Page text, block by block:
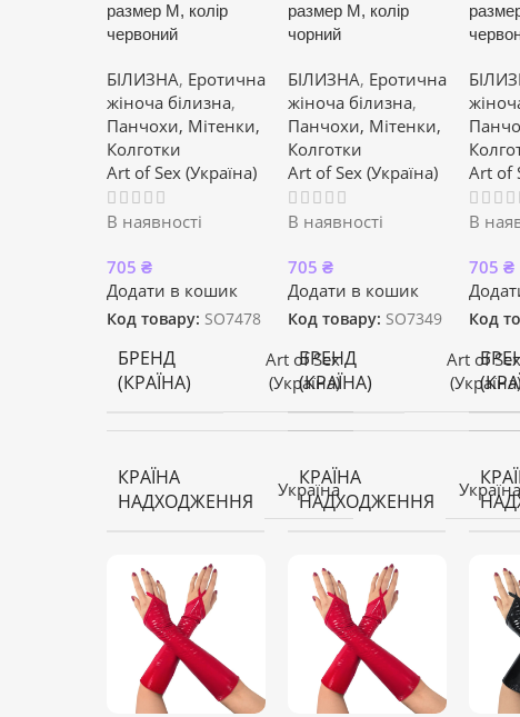
размер M, колір
червоний
БІЛИЗНА, Еротична
жіноча білизна,
Панчохи, Мітенки,
Колготки
Art of Sex (Україна)
В наявності
705 ₴
Додати в кошик
Код товару: SO7478
БРЕНД
(КРАЇНА)
Art of Sex
(Україна)
КРАЇНА
НАДХОДЖЕННЯ
Україна
размер M, колір
чорний
БІЛИЗНА, Еротична
жіноча білизна,
Панчохи, Мітенки,
Колготки
Art of Sex (Україна)
В наявності
705 ₴
Додати в кошик
Код товару: SO7349
БРЕНД
(КРАЇНА)
Art of Sex
(Україна)
КРАЇНА
НАДХОДЖЕННЯ
Україна
Art of
В
705 ₴
Код